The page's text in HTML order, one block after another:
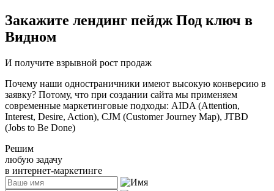
Закажите лендинг пейдж Под ключ в
Видном
И получите взрывной рост продаж
Почему наши одностраничники имеют высокую конверсию в
заявку? Потому, что при создании сайта мы применяем
современные маркетинговые подходы: AIDA (Attention,
Interest, Desire, Action), CJM (Customer Journey Map), JTBD
(Jobs to Be Done)
Решим
любую задачу
в интернет-маркетинге